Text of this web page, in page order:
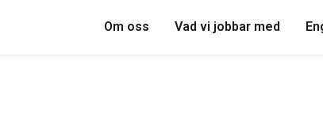
Om oss Vad vi jobbar med